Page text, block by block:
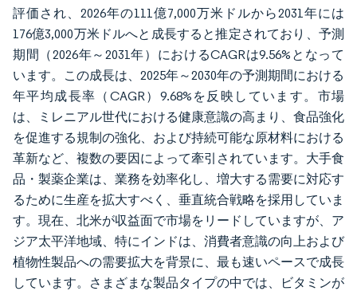
評価され、2026年の111億7,000万米ドルから2031年には
176億3,000万米ドルへと成長すると推定されており、予測
期間（2026年～2031年）におけるCAGRは9.56%となって
います。この成長は、2025年～2030年の予測期間における
年平均成長率（CAGR）9.68%を反映しています。市場
は、ミレニアル世代における健康意識の高まり、食品強化
を促進する規制の強化、および持続可能な原材料における
革新など、複数の要因によって牽引されています。大手食
品・製薬企業は、業務を効率化し、増大する需要に対応す
るために生産を拡大すべく、垂直統合戦略を採用していま
す。現在、北米が収益面で市場をリードしていますが、ア
ジア太平洋地域、特にインドは、消費者意識の向上および
植物性製品への需要拡大を背景に、最も速いペースで成長
しています。さまざまな製品タイプの中では、ビタミンが